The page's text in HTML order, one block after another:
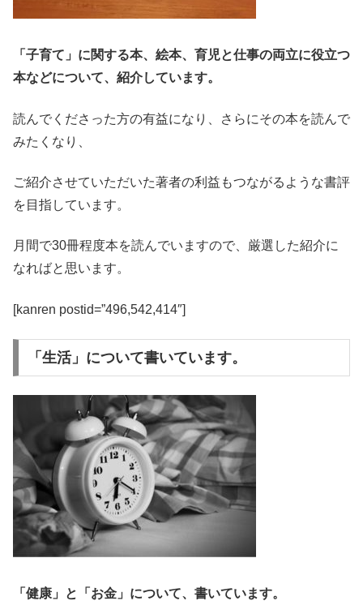
「子育て」に関する本、絵本、育児と仕事の両立に役立つ
本などについて、紹介しています。
読んでくださった方の有益になり、さらにその本を読んで
みたくなり、
ご紹介させていただいた著者の利益もつながるような書評
を目指しています。
月間で30冊程度本を読んでいますので、厳選した紹介に
なればと思います。
[kanren postid=”496,542,414″]
「生活」について書いています。
「健康」と「お金」について、書いています。